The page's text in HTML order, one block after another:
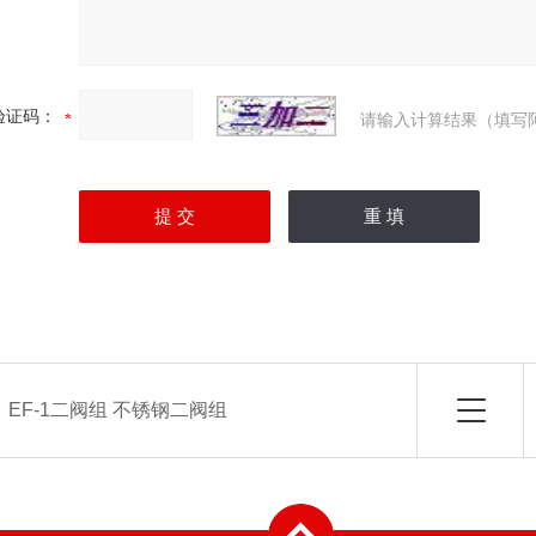
证码： 请输入计算结果（填写
EF-1二阀组 不锈钢二阀组